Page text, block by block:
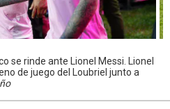
se rinde ante Lionel Messi. Lionel
de juego del Loubriel junto a